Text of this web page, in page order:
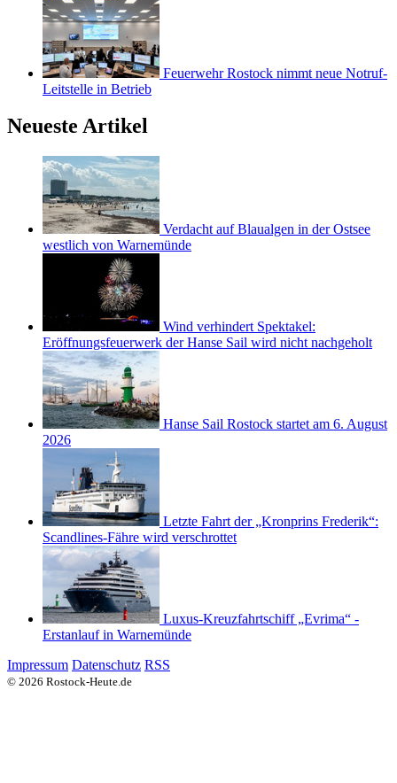
Feuerwehr Rostock nimmt neue Notruf-
Leitstelle in Betrieb
Neueste Artikel
Verdacht auf Blaualgen in der Ostsee
westlich von Warnemünde
Wind verhindert Spektakel:
Eröffnungsfeuerwerk der Hanse Sail wird nicht nachgeholt
Hanse Sail Rostock startet am 6. August
2026
Letzte Fahrt der „Kronprins Frederik“:
Scandlines-Fähre wird verschrottet
Luxus-Kreuzfahrtschiff „Evrima“ -
Erstanlauf in Warnemünde
Impressum Datenschutz RSS
© 2026 Rostock-Heute.de